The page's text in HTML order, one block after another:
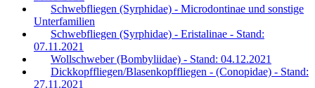
Schwebfliegen (Syrphidae) - Microdontinae und sonstige
Unterfamilien
Schwebfliegen (Syrphidae) - Eristalinae - Stand:
07.11.2021
Wollschweber (Bombyliidae) - Stand: 04.12.2021
Dickkopffliegen/Blasenkopffliegen - (Conopidae) - Stand:
27.11.2021